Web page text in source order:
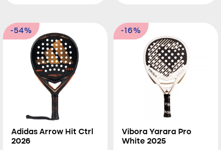
-54%
Adidas Arrow Hit Ctrl
2026
-16%
Vibora Yarara Pro
White 2025